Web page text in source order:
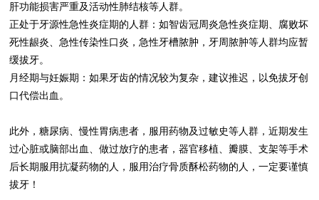
肝功能损害严重及活动性肺结核等人群。
正处于牙源性急性炎症期的人群：如智齿冠周炎急性炎症期、腐败坏
死性龈炎、急性传染性口炎，急性牙槽脓肿，牙周脓肿等人群均应暂
缓拔牙。
月经期与妊娠期：如果牙齿的情况较为复杂，建议推迟，以免拔牙创
口代偿出血。
此外，糖尿病、慢性胃病患者，服用药物及过敏史等人群，近期发生
过心脏或脑部出血、做过放疗的患者，器官移植、瓣膜、支架等手术
后长期服用抗凝药物的人，服用治疗骨质酥松药物的人，一定要谨慎
拔牙！